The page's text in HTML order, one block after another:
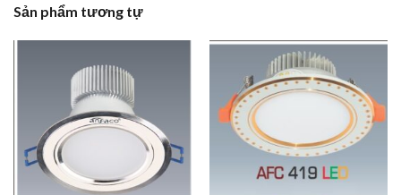
Sản phẩm tương tự